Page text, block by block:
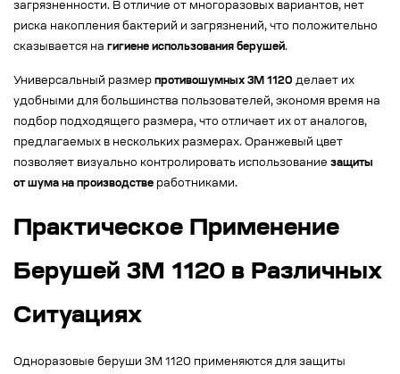
загрязненности. В отличие от многоразовых вариантов, нет
риска накопления бактерий и загрязнений, что положительно
сказывается на гигиене использования берушей.
Универсальный размер противошумных 3M 1120 делает их
удобными для большинства пользователей, экономя время на
подбор подходящего размера, что отличает их от аналогов,
предлагаемых в нескольких размерах. Оранжевый цвет
позволяет визуально контролировать использование защиты
от шума на производстве работниками.
Практическое Применение
Берушей 3M 1120 в Различных
Ситуациях
Одноразовые беруши 3M 1120 применяются для защиты